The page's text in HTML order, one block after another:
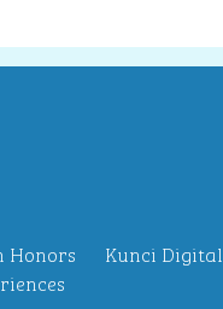
Honors
Kunci Digital